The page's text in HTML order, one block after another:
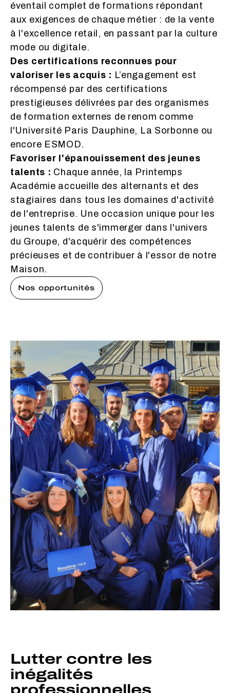
éventail complet de formations répondant
aux exigences de chaque métier : de la vente
à l'excellence retail, en passant par la culture
mode ou digitale.
Des certifications reconnues pour
valoriser les acquis : L’engagement est
récompensé par des certifications
prestigieuses délivrées par des organismes
de formation externes de renom comme
l'Université Paris Dauphine, La Sorbonne ou
encore ESMOD.
Favoriser l'épanouissement des jeunes
talents : Chaque année, la Printemps
Académie accueille des alternants et des
stagiaires dans tous les domaines d'activité
de l'entreprise. Une occasion unique pour les
jeunes talents de s'immerger dans l'univers
du Groupe, d'acquérir des compétences
précieuses et de contribuer à l'essor de notre
Maison.
Nos opportunités
Lutter contre les
inégalités
professionnelles